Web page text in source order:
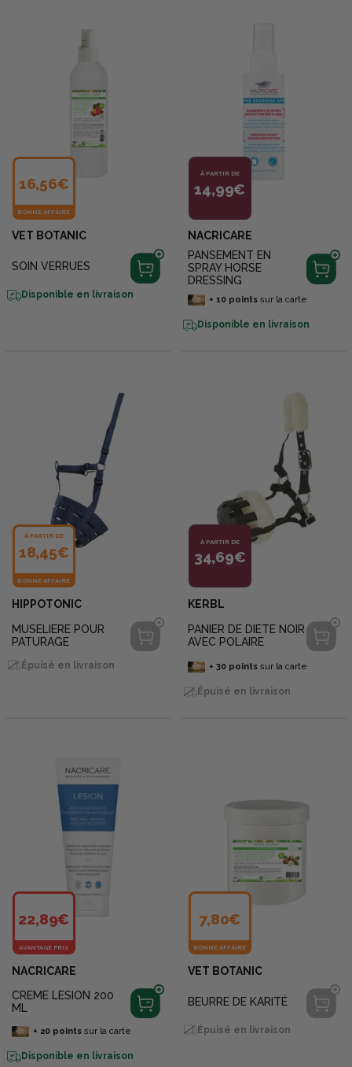
16,56€
BONNE AFFAIRE
VET BOTANIC
SOIN VERRUES
Disponible en livraison
À PARTIR DE
14,99€
NACRICARE
PANSEMENT EN
SPRAY HORSE
DRESSING
+ 10pointssur la carte
Disponible en livraison
À PARTIR DE
18,45€
BONNE AFFAIRE
HIPPOTONIC
MUSELIERE POUR
PATURAGE
Épuisé en livraison
À PARTIR DE
34,69€
KERBL
PANIER DE DIETE NOIR
AVEC POLAIRE
+ 30pointssur la carte
Épuisé en livraison
22,89€
AVANTAGE PRIX
NACRICARE
CREME LESION 200
ML
+ 20pointssur la carte
Disponible en livraison
7,80€
BONNE AFFAIRE
VET BOTANIC
BEURRE DE KARITÉ
Épuisé en livraison